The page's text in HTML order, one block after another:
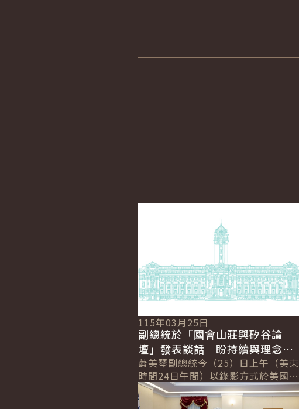
115年03月25日
副總統於「國會山莊與矽谷論
壇」發表談話 盼持續與理念相
近夥伴攜手合作 確保世界繁榮
與自由
蕭美琴副總統今（25）日上午（美東
時間24日午間）以錄影方式於美國
「國會山莊與矽谷論壇」（Hill &
Valley Forum）年度研討會...
詳細內容